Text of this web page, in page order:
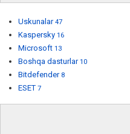
Uskunalar 47
Kaspersky 16
Microsoft 13
Boshqa dasturlar 10
Bitdefender 8
ESET 7